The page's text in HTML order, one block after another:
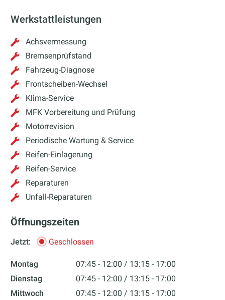
Werkstattleistungen
Achsvermessung
Bremsenprüfstand
Fahrzeug-Diagnose
Frontscheiben-Wechsel
Klima-Service
MFK Vorbereitung und Prüfung
Motorrevision
Periodische Wartung & Service
Reifen-Einlagerung
Reifen-Service
Reparaturen
Unfall-Reparaturen
Öffnungszeiten
Jetzt: Geschlossen
Montag 07:45 - 12:00
13:15 - 17:00
Dienstag
07:45 - 12:00
13:15 - 17:00
Mittwoch
07:45 - 12:00
13:15 - 17:00